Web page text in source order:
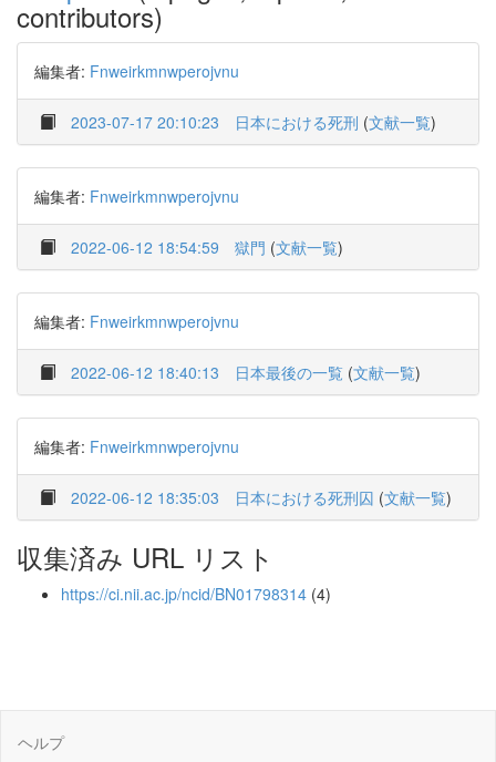
contributors)
編集者: Fnweirkmnwperojvnu
2023-07-17 20:10:23 日本における死刑 (文献一覧)
編集者: Fnweirkmnwperojvnu
2022-06-12 18:54:59 獄門 (文献一覧)
編集者: Fnweirkmnwperojvnu
2022-06-12 18:40:13 日本最後の一覧 (文献一覧)
編集者: Fnweirkmnwperojvnu
2022-06-12 18:35:03 日本における死刑囚 (文献一覧)
収集済み URL リスト
https://ci.nii.ac.jp/ncid/BN01798314 (4)
ヘルプ